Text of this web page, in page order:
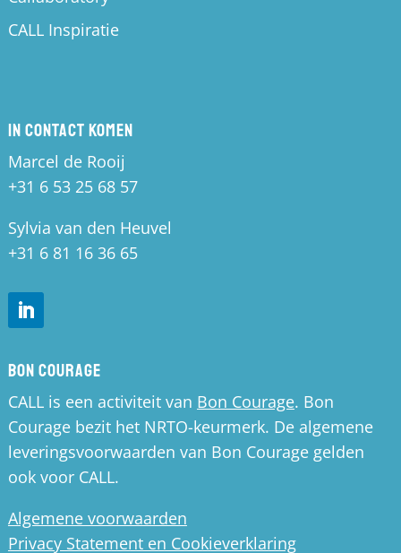
CALL Inspiratie
In contact komen
Marcel de Rooij
+31 6 53 25 68 57
Sylvia van den Heuvel
+31 6 81 16 36 65
Bon Courage
CALL is een activiteit van Bon Courage. Bon
Courage bezit het NRTO-keurmerk. De algemene
leveringsvoorwaarden van Bon Courage gelden
ook voor CALL.
Algemene voorwaarden
Privacy Statement en Cookieverklaring